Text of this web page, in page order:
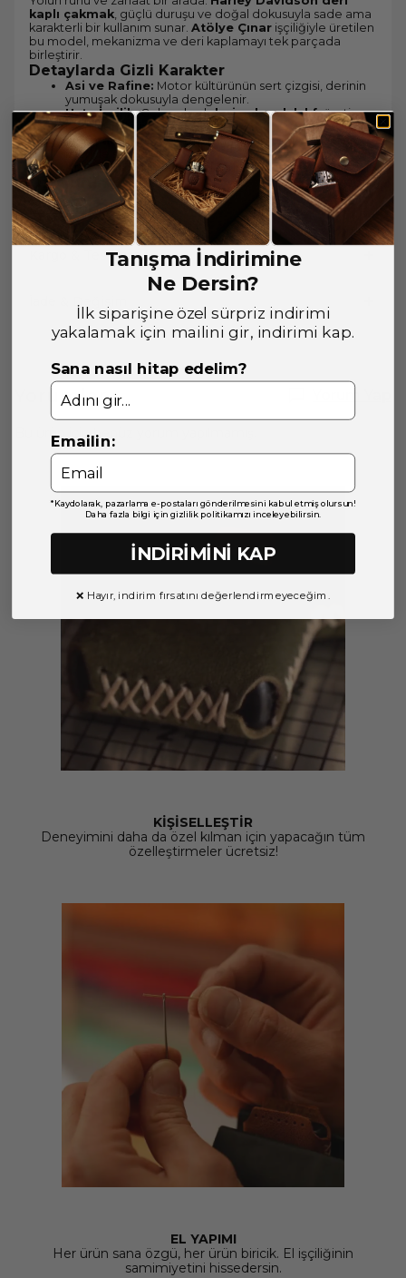
kaplı çakmak, güçlü duruşu ve doğal dokusuyla sade ama
karakterli bir kullanım sunar. Atölye Çınar işçiliğiyle üretilen
bu model, mekanizma ve deri kaplamayı tek parçada
birleştirir.
Detaylarda Gizli Karakter
Asi ve Rafine: Motor kültürünün sert çizgisi, derinin
yumuşak dokusuyla dengelenir.
Usta İşçilik:Gelenekselderi çakmak kılıfıüretim
teknikleriyle hazırlanır.
Yaşayan Yüzey:Deri zamanla yumuşar ve kullanım
izleriyle şekillenir.
Kişisel Patina:
Oluşan izler ürüne karakter kazandırır.
Özel Ürün Bilgileri
Devamını Göster
Kargo & Teslimat
İade & Değişim
Yorumlar
Bu ürün için henüz yorum yapılmamış.
KİŞİSELLEŞTİR
Deneyimini daha da özel kılman için yapacağın tüm
özelleştirmeler ücretsiz!
EL YAPIMI
Her ürün sana özgü, her ürün biricik. El işçiliğinin
samimiyetini hissedersin.
Tanışma İndirimine
Ne Dersin?
İlk siparişine özel sürpriz indirimi
yakalamak için mailini gir, indirimi kap.
Sana nasıl hitap edelim?
Emailin:
*Kaydolarak, pazarlama e-postaları gönderilmesini kabul etmiş olursun!
Daha fazla bilgi için gizlilik politikamızı inceleyebilirsin.
İNDİRİMİNİ KAP
❌ Hayır, indirim fırsatını değerlendirmeyeceğim.